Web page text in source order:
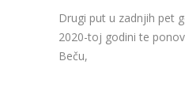
Drugi put u zadnjih pet
2020-toj godini te
Beču,